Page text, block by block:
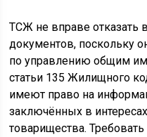
ТСЖ не вправе отказать
документов, поскольку
по управлению общим
статьи 135 Жилищного
имеют право на
заключённых в
товарищества.